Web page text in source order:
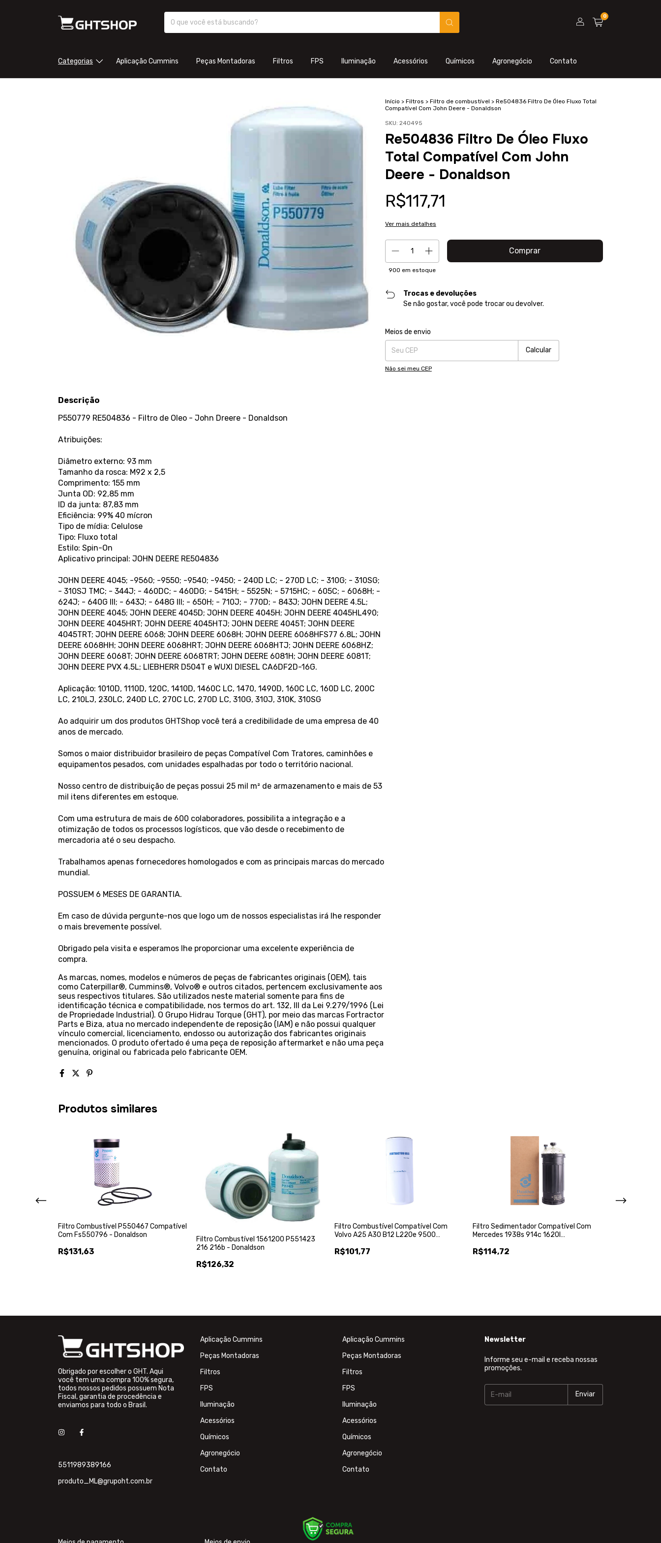
0
Categorias Aplicação Cummins Peças Montadoras Filtros FPS Iluminação Acessórios Químicos Agronegócio Contato
Início > Filtros > Filtro de combustível > Re504836 Filtro De Óleo Fluxo Total
Compatível Com John Deere - Donaldson
SKU: 240495
Re504836 Filtro De Óleo Fluxo
Total Compatível Com John
Deere - Donaldson
R$117,71
Ver mais detalhes
900 em estoque
Trocas e devoluções
Se não gostar, você pode trocar ou devolver.
Entregas para o CEP:
Meios de envio
Calcular
Não sei meu CEP
Descrição
P550779 RE504836 - Filtro de Oleo - John Dreere - Donaldson
Atribuições:
Diâmetro externo: 93 mm
Tamanho da rosca: M92 x 2,5
Comprimento: 155 mm
Junta OD: 92,85 mm
ID da junta: 87,83 mm
Eficiência: 99% 40 mícron
Tipo de mídia: Celulose
Tipo: Fluxo total
Estilo: Spin-On
Aplicativo principal: JOHN DEERE RE504836
JOHN DEERE 4045; -9560; -9550; -9540; -9450; - 240D LC; - 270D LC; - 310G; - 310SG;
- 310SJ TMC; - 344J; - 460DC; - 460DG; - 5415H; - 5525N; - 5715HC; - 605C; - 6068H; -
624J; - 640G III; - 643J; - 648G III; - 650H; - 710J; - 770D; - 843J; JOHN DEERE 4.5L;
JOHN DEERE 4045; JOHN DEERE 4045D; JOHN DEERE 4045H; JOHN DEERE 4045HL490;
JOHN DEERE 4045HRT; JOHN DEERE 4045HTJ; JOHN DEERE 4045T; JOHN DEERE
4045TRT; JOHN DEERE 6068; JOHN DEERE 6068H; JOHN DEERE 6068HFS77 6.8L; JOHN
DEERE 6068HH; JOHN DEERE 6068HRT; JOHN DEERE 6068HTJ; JOHN DEERE 6068HZ;
JOHN DEERE 6068T; JOHN DEERE 6068TRT; JOHN DEERE 6081H; JOHN DEERE 6081T;
JOHN DEERE PVX 4.5L; LIEBHERR D504T e WUXI DIESEL CA6DF2D-16G.
Aplicação: 1010D, 1110D, 120C, 1410D, 1460C LC, 1470, 1490D, 160C LC, 160D LC, 200C
LC, 210LJ, 230LC, 240D LC, 270C LC, 270D LC, 310G, 310J, 310K, 310SG
Ao adquirir um dos produtos GHTShop você terá a credibilidade de uma empresa de 40
anos de mercado.
Somos o maior distribuidor brasileiro de peças Compatível Com Tratores, caminhões e
equipamentos pesados, com unidades espalhadas por todo o território nacional.
Nosso centro de distribuição de peças possui 25 mil m² de armazenamento e mais de 53
mil itens diferentes em estoque.
Com uma estrutura de mais de 600 colaboradores, possibilita a integração e a
otimização de todos os processos logísticos, que vão desde o recebimento de
mercadoria até o seu despacho.
Trabalhamos apenas fornecedores homologados e com as principais marcas do mercado
mundial.
POSSUEM 6 MESES DE GARANTIA.
Em caso de dúvida pergunte-nos que logo um de nossos especialistas irá lhe responder
o mais brevemente possível.
Obrigado pela visita e esperamos lhe proporcionar uma excelente experiência de
compra.
As marcas, nomes, modelos e números de peças de fabricantes originais (OEM), tais
como Caterpillar®, Cummins®, Volvo® e outros citados, pertencem exclusivamente aos
seus respectivos titulares. São utilizados neste material somente para fins de
identificação técnica e compatibilidade, nos termos do art. 132, III da Lei 9.279/1996 (Lei
de Propriedade Industrial). O Grupo Hidrau Torque (GHT), por meio das marcas Fortractor
Parts e Biza, atua no mercado independente de reposição (IAM) e não possui qualquer
vínculo comercial, licenciamento, endosso ou autorização dos fabricantes originais
mencionados. O produto ofertado é uma peça de reposição aftermarket e não uma peça
genuína, original ou fabricada pelo fabricante OEM.
Produtos similares
Filtro Combustível P550467 Compatível
Com Fs550796 - Donaldson
R$131,63
Filtro Combustível 1561200 P551423
216 216b - Donaldson
R$126,32
Filtro Combustível Compatível Com
Volvo A25 A30 B12 L220e 9500
R$101,77
Filtro Sedimentador Compatível Com
Mercedes 1938s 914c 1620l
R$114,72
Obrigado por escolher o GHT. Aqui
você tem uma compra 100% segura,
todos nossos pedidos possuem Nota
Fiscal, garantia de procedência e
enviamos para todo o Brasil.
5511989389166
produto_ML@grupoht.com.br
Aplicação Cummins
Peças Montadoras
Filtros
FPS
Iluminação
Acessórios
Químicos
Agronegócio
Contato
Aplicação Cummins
Peças Montadoras
Filtros
FPS
Iluminação
Acessórios
Químicos
Agronegócio
Contato
Newsletter
Informe seu e-mail e receba nossas
promoções.